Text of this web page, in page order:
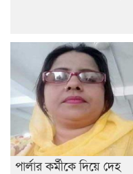
পার্লার কর্মীকে দিয়ে দেহ